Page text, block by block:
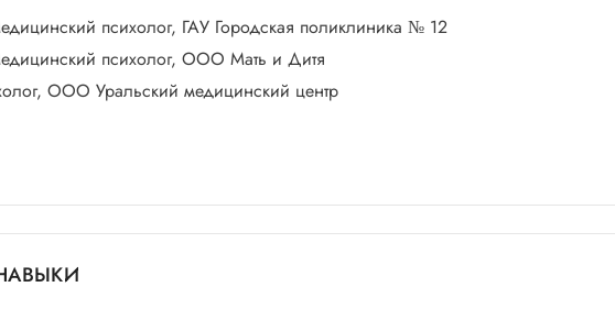
психолог, ГАУ Городская поликлиника № 12
психолог, ООО Мать и Дитя
ООО Уральский медицинский центр